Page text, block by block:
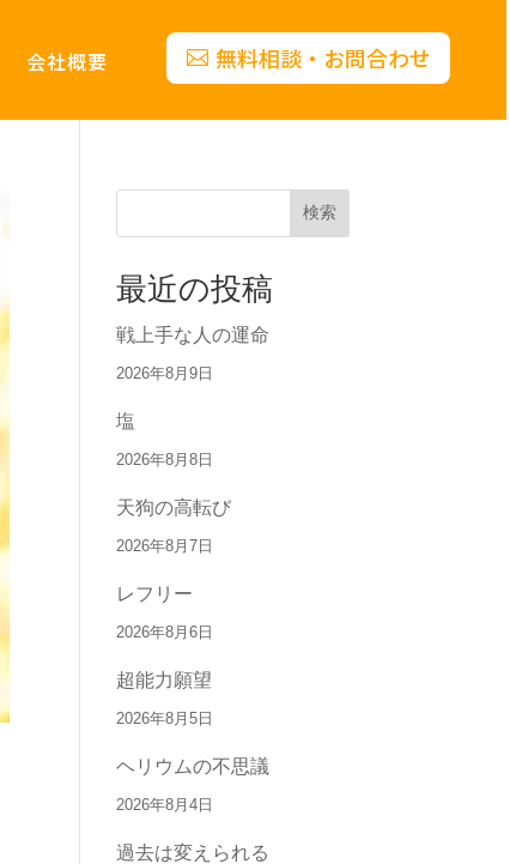
会社概要 無料相談・お問合わせ
検索
最近の投稿
戦上手な人の運命
2026年8月9日
塩
2026年8月8日
天狗の高転び
2026年8月7日
レフリー
2026年8月6日
超能力願望
2026年8月5日
ヘリウムの不思議
2026年8月4日
過去は変えられる